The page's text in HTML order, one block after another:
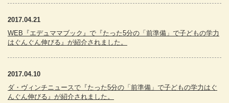
2017.04.21
WEB『エデュママブック』で『たった5分の「前準備」で子どもの学力
はぐんぐん伸びる』が紹介されました。
2017.04.10
ダ・ヴィンチニュースで『たった5分の「前準備」で子どもの学力はぐ
んぐん伸びる』が紹介されました。